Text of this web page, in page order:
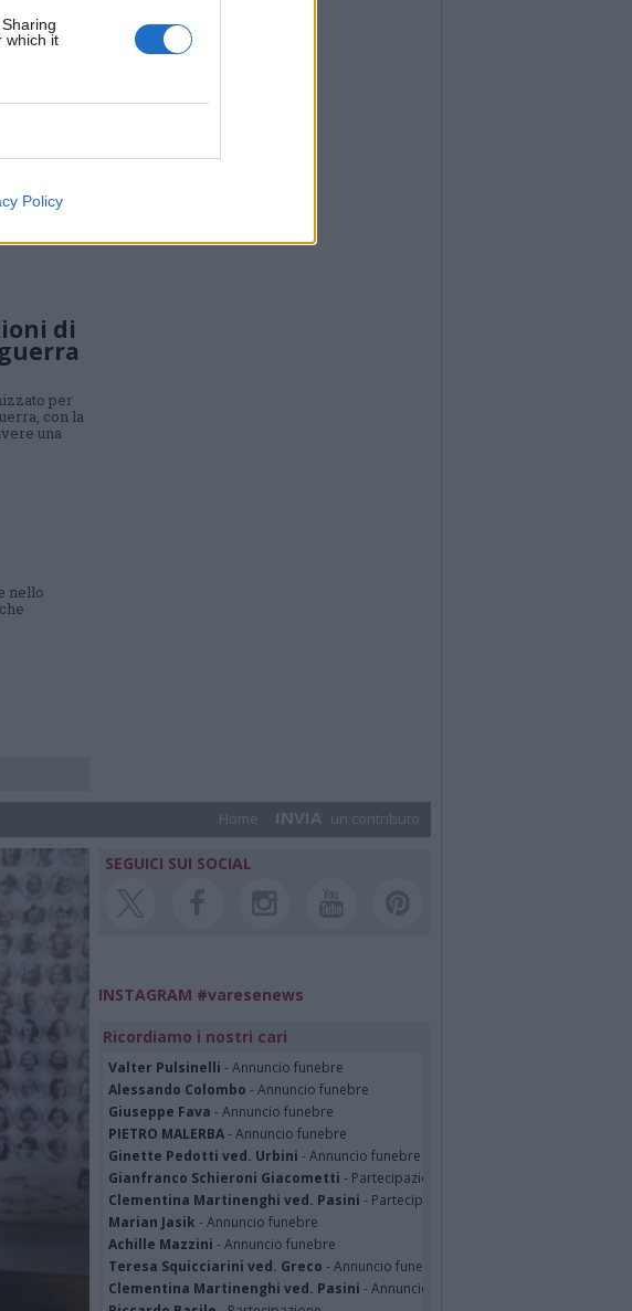
which it
Policy
sulle
di
per
con la
una
nello
Home INVIA un contributo
SEGUICI SUI SOCIAL
INSTAGRAM #varesenews
Ricordiamo i nostri cari
Valter Pulsinelli - Annuncio funebre
Alessando Colombo - Annuncio funebre
Giuseppe Fava - Annuncio funebre
PIETRO MALERBA- Annuncio funebre
Ginette Pedotti ved. Urbini - Annuncio funebre
Gianfranco Schieroni Giacometti - Partecipazione
Clementina Martinenghi ved. Pasini - Partecipazione
Marian Jasik - Annuncio funebre
Achille Mazzini - Annuncio funebre
Teresa Squicciarini ved. Greco - Annuncio funebre
Clementina Martinenghi ved. Pasini - Annuncio funebre